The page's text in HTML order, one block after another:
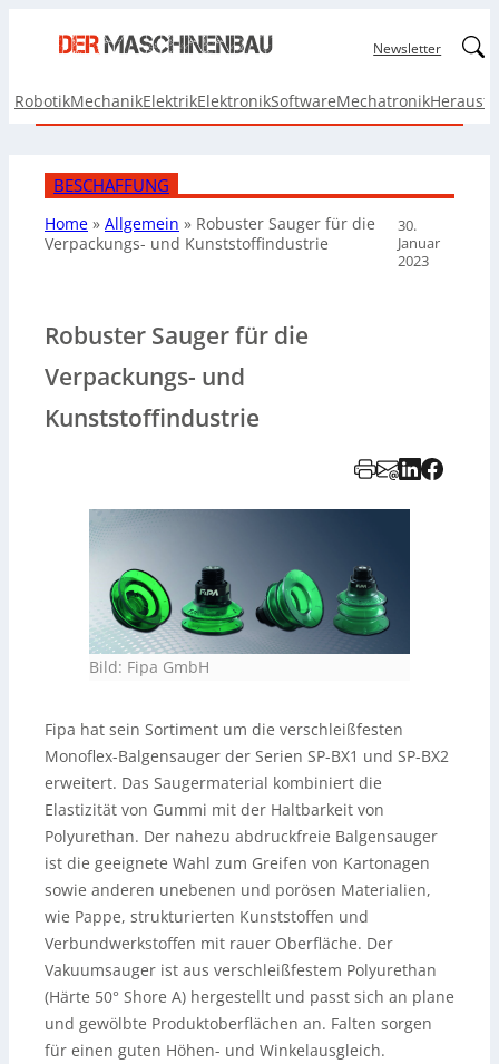
Newsletter
RobotikMechanikElektrikElektronikSoftwareMechatronik
BESCHAFFUNG
Home » Allgemein » Robuster Sauger für die
Verpackungs- und Kunststoffindustrie
30.
Januar
2023
Robuster Sauger für die
Verpackungs- und
Kunststoffindustrie
Bild: Fipa GmbH
Fipa hat sein Sortiment um die verschleißfesten
Monoflex-Balgensauger der Serien SP-BX1 und SP-BX2
erweitert. Das Saugermaterial kombiniert die
Elastizität von Gummi mit der Haltbarkeit von
Polyurethan. Der nahezu abdruckfreie Balgensauger
ist die geeignete Wahl zum Greifen von Kartonagen
sowie anderen unebenen und porösen Materialien,
wie Pappe, strukturierten Kunststoffen und
Verbundwerkstoffen mit rauer Oberfläche. Der
Vakuumsauger ist aus verschleißfestem Polyurethan
(Härte 50° Shore A) hergestellt und passt sich an plane
und gewölbte Produktoberflächen an. Falten sorgen
für einen guten Höhen- und Winkelausgleich.